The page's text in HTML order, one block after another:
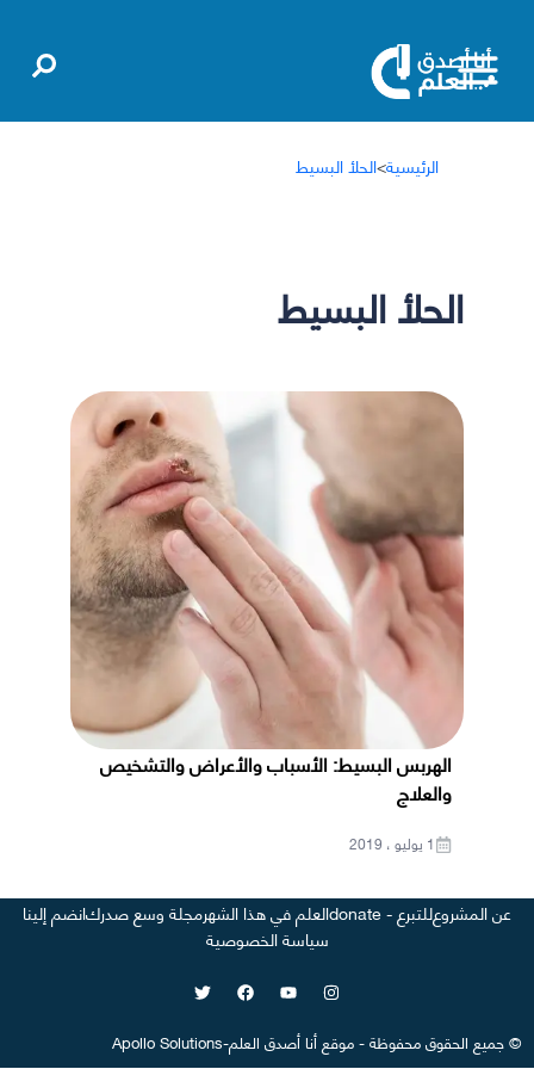
الرئيسية>الحلأ البسيط
الحلأ البسيط
الهربس البسيط: الأسباب والأعراض والتشخيص
والعلاج
1 يوليو ، 2019
عن المشروعللتبرع - donate العلم في هذا الشهرمجلة وسع صدركانضم إلينا
سياسة الخصوصية
©جميع الحقوق محفوظة-موقعأنا أصدق العلم-
Apollo Solutions